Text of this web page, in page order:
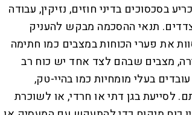
בסכסוכים בדיני חוזים, נזיקין, עבודה
תנאי ההסכמה מבקש להעניק
את פערי הכוחות במצבים כמו חתימה
מצבים שבהם לצד אחד יש כוח רב
בעלי מומחיות כמו בהיי-טק,
בגן דתי או חרדי, או לשוכרת